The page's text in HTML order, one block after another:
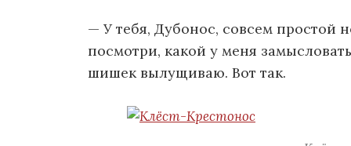
— У тебя, Дубонос, совсем простой
посмотри, какой у меня
шишек вылущиваю. Вот так.